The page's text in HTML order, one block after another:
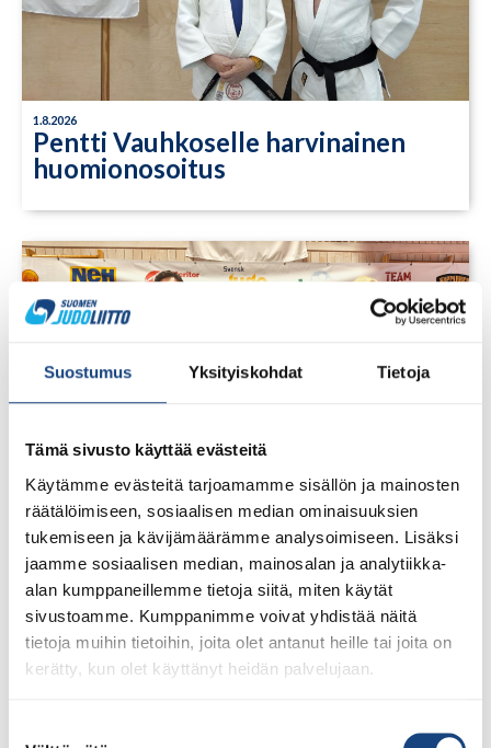
Suostumus Yksityiskohdat Tietoja
Tämä sivusto käyttää evästeitä
Käytämme evästeitä tarjoamamme sisällön ja mainosten
räätälöimiseen, sosiaalisen median ominaisuuksien
tukemiseen ja kävijämäärämme analysoimiseen. Lisäksi
jaamme sosiaalisen median, mainosalan ja analytiikka-
alan kumppaneillemme tietoja siitä, miten käytät
sivustoamme. Kumppanimme voivat yhdistää näitä
tietoja muihin tietoihin, joita olet antanut heille tai joita on
kerätty, kun olet käyttänyt heidän palvelujaan.
1.8.2026
Pentti Vauhkoselle harvinainen
huomionosoitus
23.7.2026
Tuomariraportti Swedish A-Judo/VI
Open 2026, 14.-17.5.2026,
Lindesberg, Ruotsi